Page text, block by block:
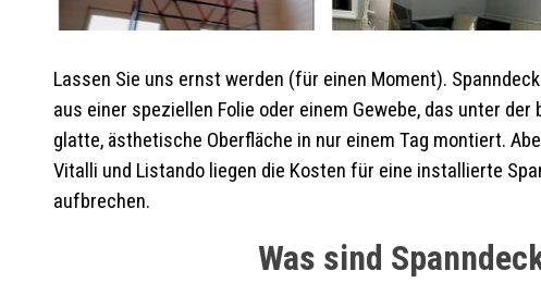
Lassen Sie uns ernst werden (für einen Moment).
aus einer speziellen Folie oder einem Gewebe, das unter
glatte, ästhetische Oberfläche in nur einem Tag montiert.
Vitalli und Listando liegen die Kosten für eine installierte
aufbrechen.
Was sind